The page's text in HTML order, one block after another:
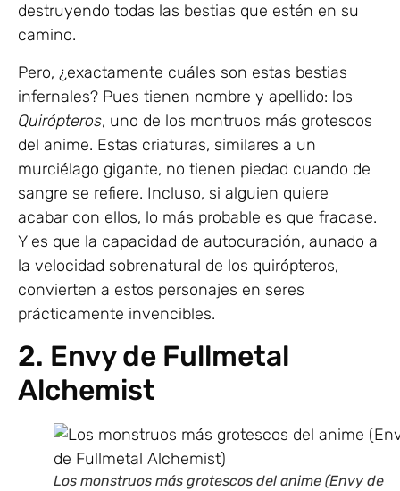
destruyendo todas las bestias que estén en su
camino.
Pero, ¿exactamente cuáles son estas bestias
infernales? Pues tienen nombre y apellido: los
Quirópteros, uno de los montruos más grotescos
del anime. Estas criaturas, similares a un
murciélago gigante, no tienen piedad cuando de
sangre se refiere. Incluso, si alguien quiere
acabar con ellos, lo más probable es que fracase.
Y es que la capacidad de autocuración, aunado a
la velocidad sobrenatural de los quirópteros,
convierten a estos personajes en seres
prácticamente invencibles.
2. Envy de Fullmetal
Alchemist
Los monstruos más grotescos del anime (Envy de